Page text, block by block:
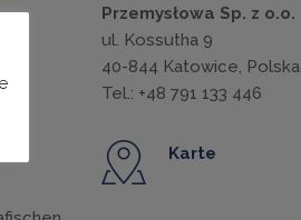
Przemysłowa Sp. z o.o.
ul. Kossutha 9
40-844 Katowice, Polska
Tel.: +48 791 133 446
Karte